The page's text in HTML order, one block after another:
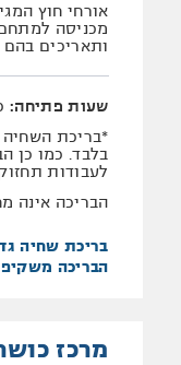
אורחי חוץ
מכניסה
ותאריכים בהם
שעות פתיחה:
*בריכת
בלבד. כמו כן
לעבודות
הבריכה אינה
בריכת שחיה
הבריכה
מרכז